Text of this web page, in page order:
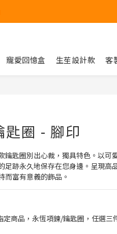
貨
寵愛回憶盒 生苼設計款 客
匙圈 - 腳印
鑰匙圈別出心裁，獨具特色。以可
足跡永久地保存在您身邊。呈現高
而富有意義的飾品。
定商品，永恆項鍊/鑰匙圈，任選三